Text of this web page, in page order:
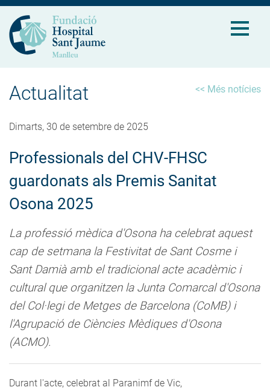
Actualitat << Més notícies
Dimarts, 30 de setembre de 2025
Professionals del CHV-FHSC
guardonats als Premis Sanitat
Osona 2025
La professió mèdica d'Osona ha celebrat aquest
cap de setmana la Festivitat de Sant Cosme i
Sant Damià amb el tradicional acte acadèmic i
cultural que organitzen la Junta Comarcal d'Osona
del Col·legi de Metges de Barcelona (CoMB) i
l'Agrupació de Ciències Mèdiques d'Osona
(ACMO).
Durant l'acte, celebrat al Paranimf de Vic,